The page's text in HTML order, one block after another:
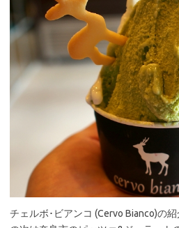
チェルボ･ビアンコ (Cervo Bianco)の